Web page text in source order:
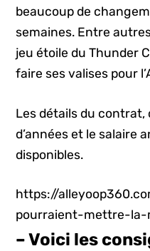
beaucoup de
semaines. Entre
jeu étoile du Thunder
faire ses valises pour
Les détails du contrat,
d’années et le salaire
disponibles.
https://
pourraient-mettre-
– Voici les